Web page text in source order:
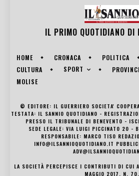
IL PRIMO QUOTIDIANO DI
HOME CRONACA POLITICA
CULTURA
SPORT
MOLISE
© EDITORE: IL GUERRIERO SOCIETA'
TESTATA: IL SANNIO QUOTIDIANO -
PRESSO IL TRIBUNALE DI BENEVENTO -
SEDE LEGALE: VIA LUIGI PICCINATO 20 -
RESPONSABILE: MARCO TISO
INFO@ILSANNIOQUOTIDIANO.IT
LA SOCIETÀ PERCEPISCE I CONTRIBUTI DI CUI
MAGGIO 2017, N. 70.